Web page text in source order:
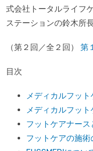
式会社トータルライフ
ステーションの鈴木所
（第２回／全２回） 第
目次
メディカルフッ
メディカルフッ
フットケアナー
フットケアの施術